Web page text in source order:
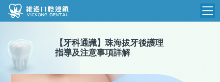
維港首頁
【 牙科通識】 珠海拔牙後護理
指導及注意事項詳解